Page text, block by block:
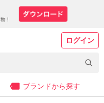
ログイン
ブランドから探す